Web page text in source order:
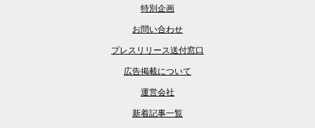
特別企画
お問い合わせ
プレスリリース送付窓口
広告掲載について
運営会社
新着記事一覧